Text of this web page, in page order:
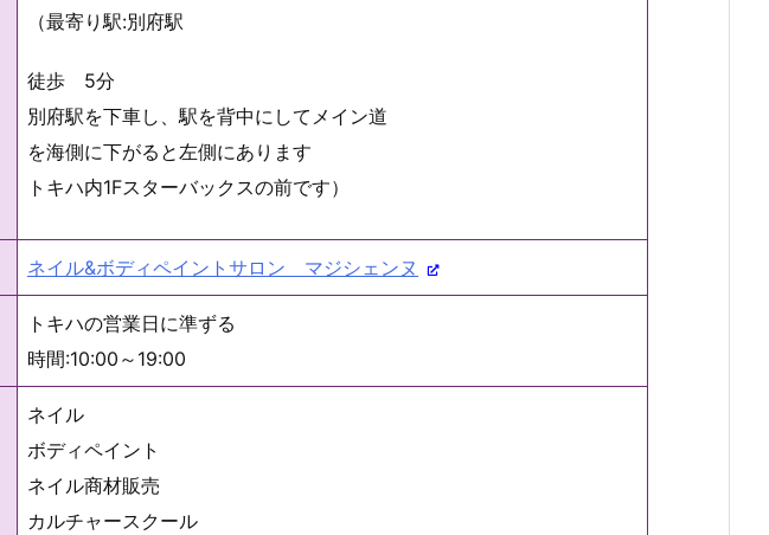
（最寄り駅:別府駅
徒歩 5分
別府駅を下車し、駅を背中にしてメイン道
を海側に下がると左側にあります
トキハ内1Fスターバックスの前です）
ネイル&ボディペイントサロン マジシェンヌ
トキハの営業日に準ずる
時間:10:00～19:00
ネイル
ボディペイント
ネイル商材販売
カルチャースクール